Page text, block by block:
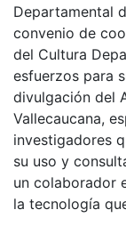
Departamental
convenio de
del Cultura
esfuerzos para
divulgación del
Vallecaucana,
investigadores
su uso y
un colaborador
la tecnología